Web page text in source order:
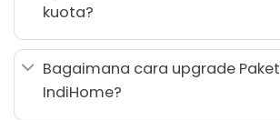
kuota?
Bagaimana cara upgrade Paket
IndiHome?